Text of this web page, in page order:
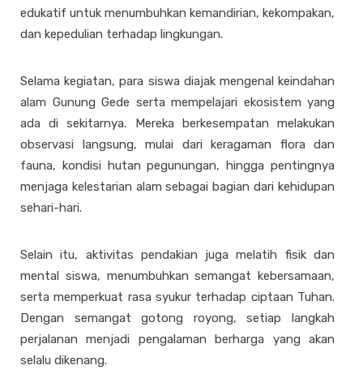
edukatif untuk menumbuhkan kemandirian, kekompakan,
dan kepedulian terhadap lingkungan.
Selama kegiatan, para siswa diajak mengenal keindahan
alam Gunung Gede serta mempelajari ekosistem yang
ada di sekitarnya. Mereka berkesempatan melakukan
observasi langsung, mulai dari keragaman flora dan
fauna, kondisi hutan pegunungan, hingga pentingnya
menjaga kelestarian alam sebagai bagian dari kehidupan
sehari-hari.
Selain itu, aktivitas pendakian juga melatih fisik dan
mental siswa, menumbuhkan semangat kebersamaan,
serta memperkuat rasa syukur terhadap ciptaan Tuhan.
Dengan semangat gotong royong, setiap langkah
perjalanan menjadi pengalaman berharga yang akan
selalu dikenang.